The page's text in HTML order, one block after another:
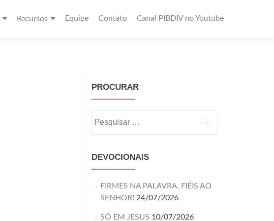
Recursos Equipe Contato Canal PIBDIV no Youtube
PROCURAR
DEVOCIONAIS
FIRMES NA PALAVRA, FIÉIS AO
SENHOR! 24/07/2026
SÓ EM JESUS 10/07/2026